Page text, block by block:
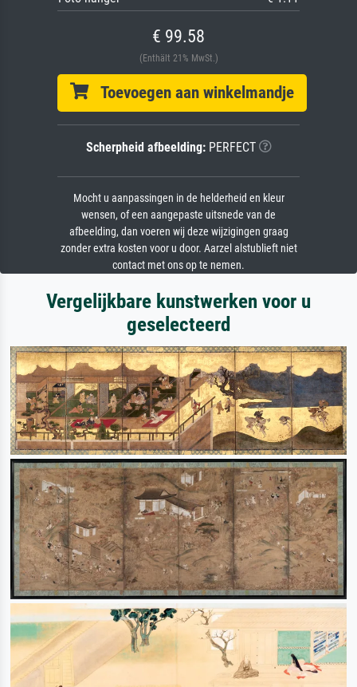
€ 99.58
(Enthält 21% MwSt.)
Toevoegen aan winkelmandje
Scherpheid afbeelding:PERFECT
Mocht u aanpassingen in de helderheid en kleur
wensen, of een aangepaste uitsnede van de
afbeelding, dan voeren wij deze wijzigingen graag
zonder extra kosten voor u door. Aarzel alstublieft niet
contact met ons op te nemen.
Vergelijkbare kunstwerken voor u
geselecteerd